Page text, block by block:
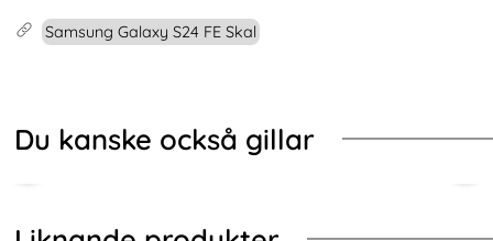
Samsung Galaxy S24 FE Skal
Du kanske också gillar